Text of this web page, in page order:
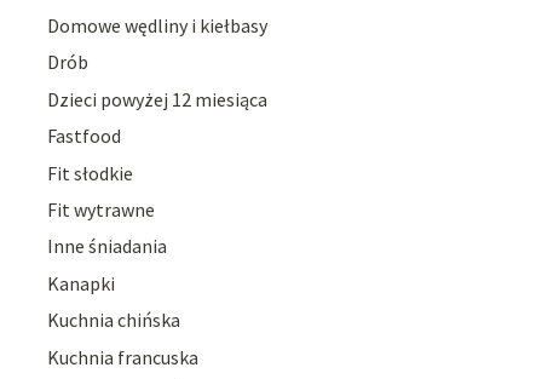
Domowe wędliny i kiełbasy
Drób
Dzieci powyżej 12 miesiąca
Fastfood
Fit słodkie
Fit wytrawne
Inne śniadania
Kanapki
Kuchnia chińska
Kuchnia francuska